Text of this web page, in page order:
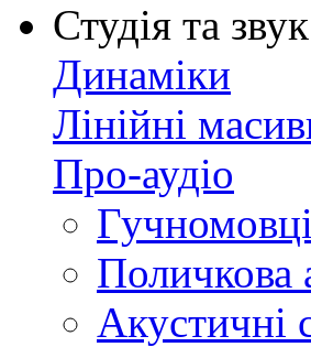
Студія та звук
Динаміки
Лінійні
Про-аудіо
Гучномовці
Поличкова
Акустичні